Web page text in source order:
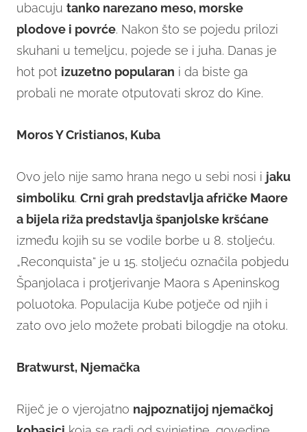
ubacuju tanko narezano meso, morske
plodove i povrće. Nakon što se pojedu prilozi
skuhani u temeljcu, pojede se i juha. Danas je
hot pot izuzetno popularan i da biste ga
probali ne morate otputovati skroz do Kine.
Moros Y Cristianos, Kuba
Ovo jelo nije samo hrana nego u sebi nosi i jaku
simboliku. Crni grah predstavlja afričke Maore
a bijela riža predstavlja španjolske kršćane
između kojih su se vodile borbe u 8. stoljeću.
„Reconquista“ je u 15. stoljeću označila pobjedu
Španjolaca i protjerivanje Maora s Apeninskog
poluotoka. Populacija Kube potječe od njih i
zato ovo jelo možete probati bilogdje na otoku.
Bratwurst, Njemačka
Riječ je o vjerojatno najpoznatijoj njemačkoj